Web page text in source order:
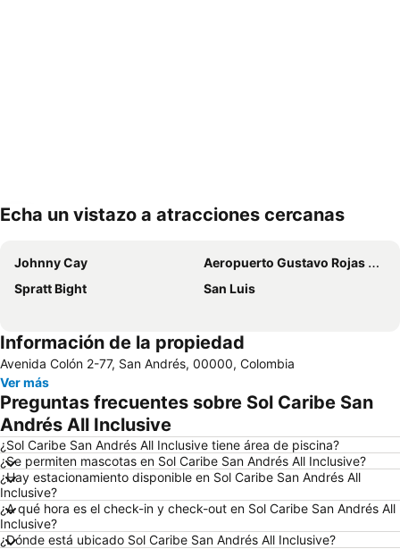
Echa un vistazo a atracciones cercanas
Johnny Cay
Aeropuerto Gustavo Rojas Pinilla
Spratt Bight
San Luis
Información de la propiedad
Avenida Colón 2-77, San Andrés, 00000, Colombia
Ver más
Preguntas frecuentes sobre Sol Caribe San
Andrés All Inclusive
¿Sol Caribe San Andrés All Inclusive tiene área de piscina?
¿Se permiten mascotas en Sol Caribe San Andrés All Inclusive?
¿Hay estacionamiento disponible en Sol Caribe San Andrés All
Inclusive?
¿A qué hora es el check-in y check-out en Sol Caribe San Andrés All
Inclusive?
¿Dónde está ubicado Sol Caribe San Andrés All Inclusive?